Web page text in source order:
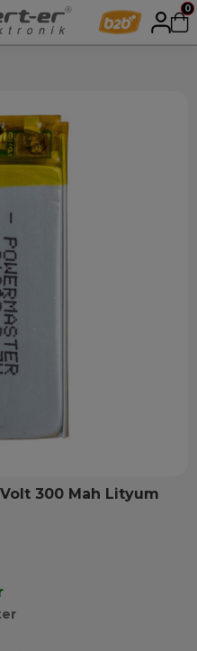
0
300 Mah Lityum